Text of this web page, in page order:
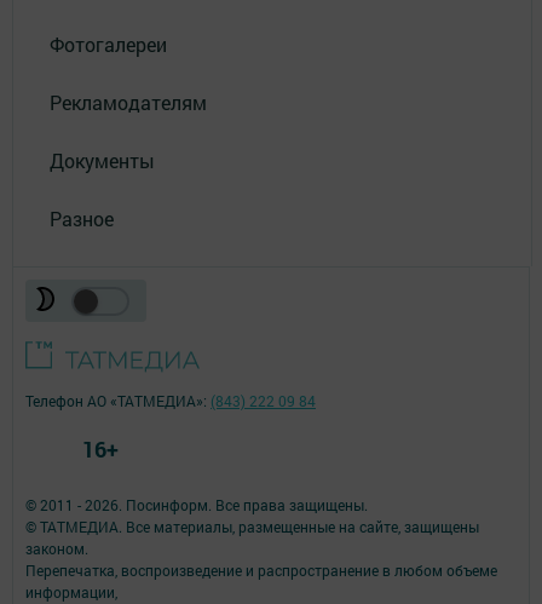
Фотогалереи
Рекламодателям
Документы
Разное
© 2011 - 2026. Посинформ. Все права защищены.
© ТАТМЕДИА. Все материалы, размещенные на сайте, защищены
законом.
Перепечатка, воспроизведение и распространение в любом объеме
информации,
Телефон АО «ТАТМЕДИА»: (843) 222 09 84
16+